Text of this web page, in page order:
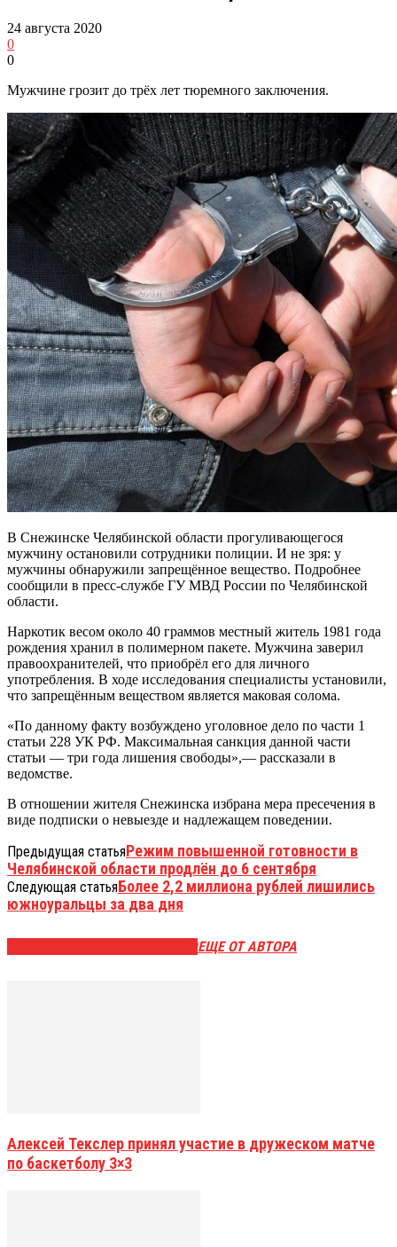
24 августа 2020
0
0
Мужчине грозит до трёх лет тюремного заключения.
В Снежинске Челябинской области прогуливающегося
мужчину остановили сотрудники полиции. И не зря: у
мужчины обнаружили запрещённое вещество. Подробнее
сообщили в пресс-службе ГУ МВД России по Челябинской
области.
Наркотик весом около 40 граммов местный житель 1981 года
рождения хранил в полимерном пакете. Мужчина заверил
правоохранителей, что приобрёл его для личного
употребления. В ходе исследования специалисты установили,
что запрещённым веществом является маковая солома.
«По данному факту возбуждено уголовное дело по части 1
статьи 228 УК РФ. Максимальная санкция данной части
статьи — три года лишения свободы»,— рассказали в
ведомстве.
В отношении жителя Снежинска избрана мера пресечения в
виде подписки о невыезде и надлежащем поведении.
Предыдущая статьяРежим повышенной готовности в
Челябинской области продлён до 6 сентября
Следующая статьяБолее 2,2 миллиона рублей лишились
южноуральцы за два дня
ЕЩЕ ОТ АВТОРА
Алексей Текслер принял участие в дружеском матче
по баскетболу 3×3